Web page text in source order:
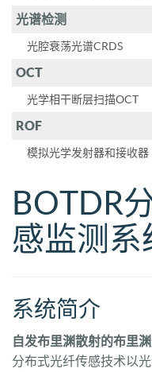
光谱检测
光腔衰荡光谱CRDS
OCT
光学相干断层扫描OCT
ROF
模拟光学发射器和接收器
BOTDR
感监测系
系统简介
自发布里渊散射的布里
分布式光纤传感技术以